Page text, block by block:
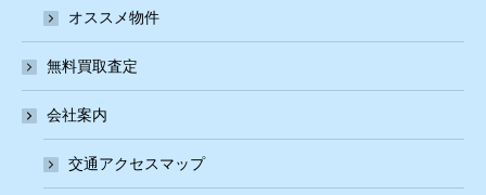
オススメ物件
無料買取査定
会社案内
交通アクセスマップ